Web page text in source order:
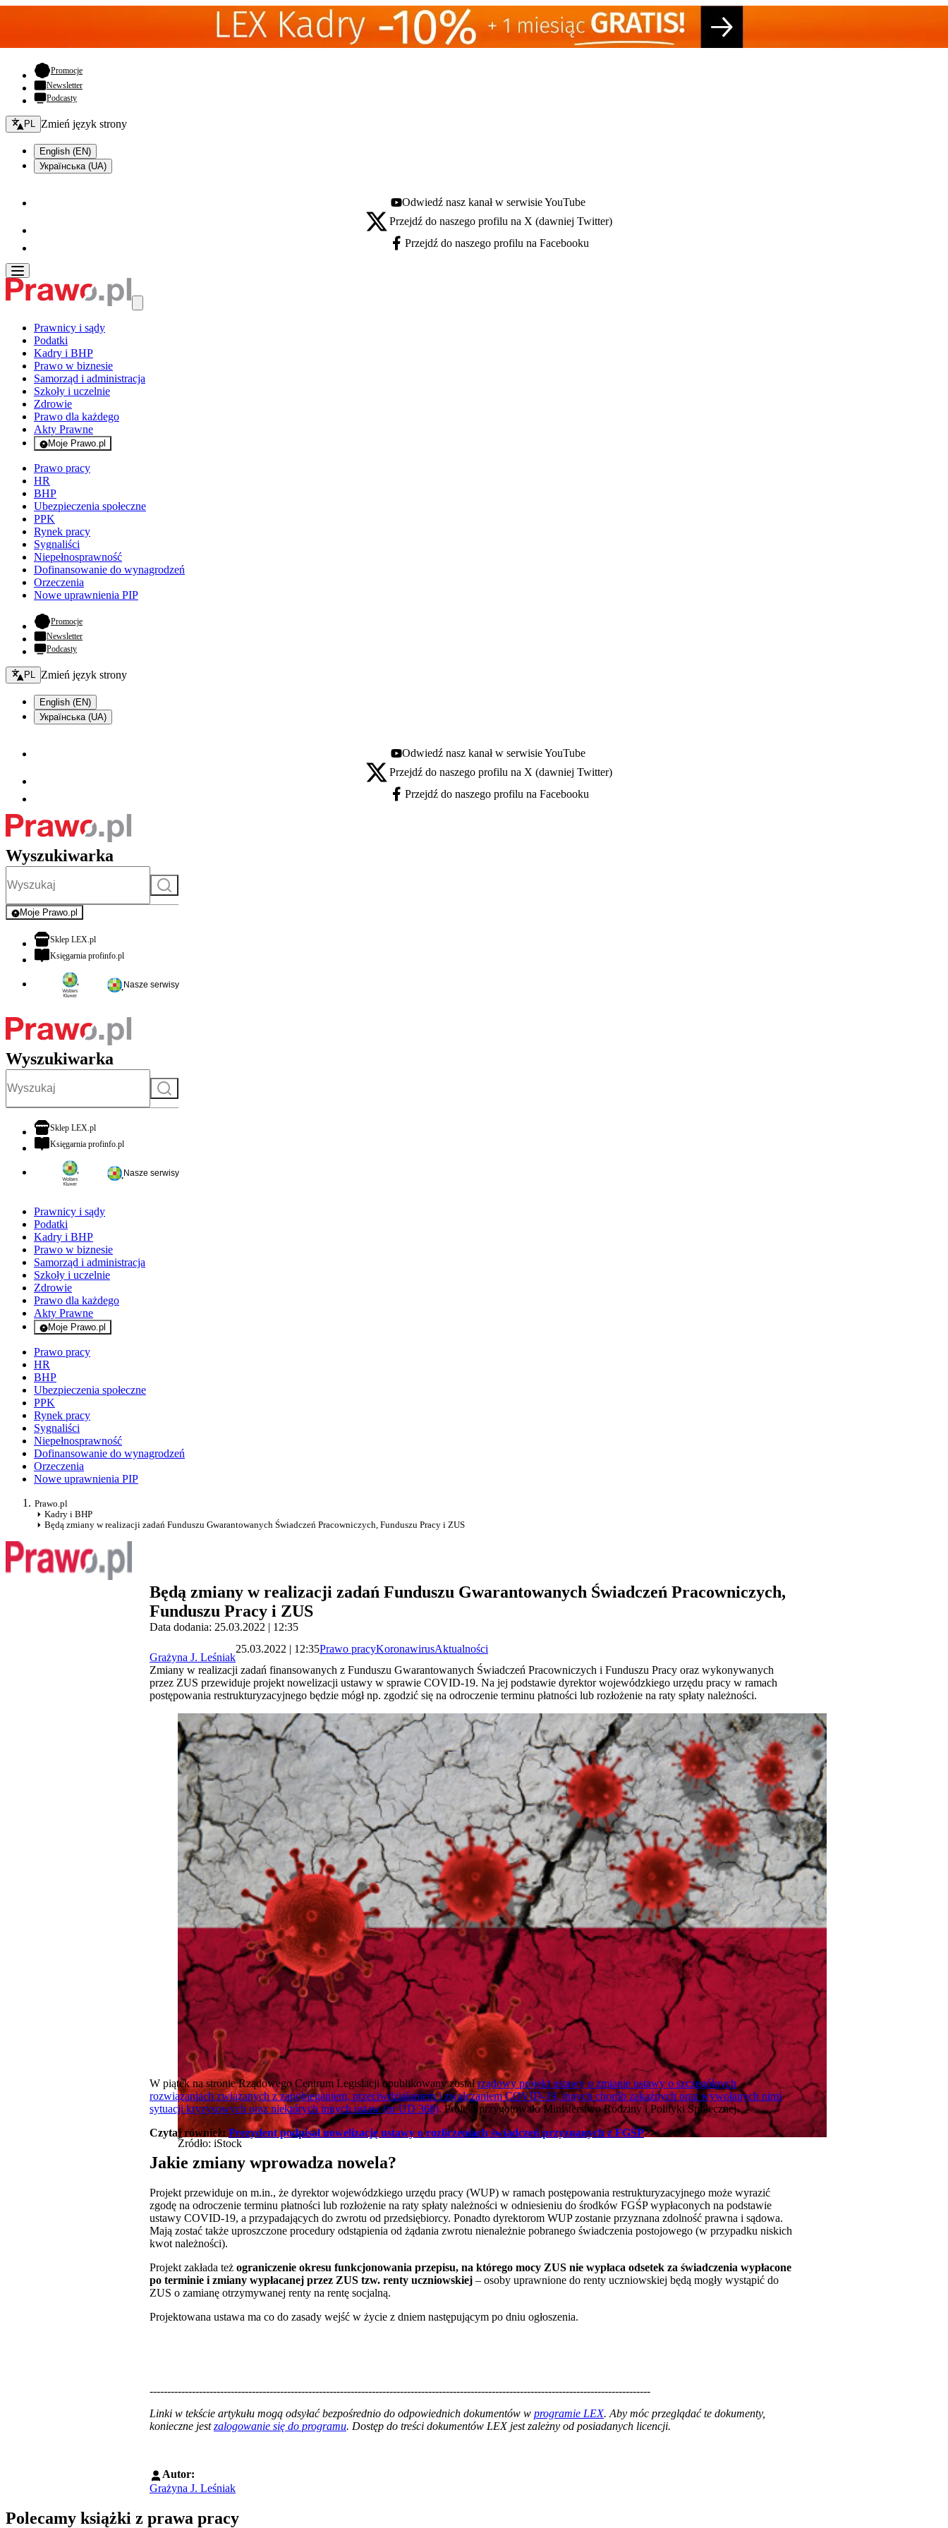
Promocje- otwiera się w nowej karcie
Newsletter
Podcasty
Zmień język - bieżący:
PL Zmień język strony
English (EN)
Українська (UA)
Youtube - otwiera się w nowej karcie
Odwiedź nasz kanał w serwisie YouTube
X - otwiera się w nowej karcie
Przejdź do naszego profilu na X (dawniej Twitter)
Facebook - otwiera się w nowej karcie
Przejdź do naszego profilu na Facebooku
Prawnicy i sądy
Podatki
Kadry i BHP
Prawo w biznesie
Samorząd i administracja
Szkoły i uczelnie
Zdrowie
Prawo dla każdego
Akty Prawne
Moje Prawo.pl
- rejestracja i logowanie do serwisu
Prawo pracy
HR
BHP
Ubezpieczenia społeczne
PPK
Rynek pracy
Sygnaliści
Niepełnosprawność
Dofinansowanie do wynagrodzeń
Orzeczenia
Nowe uprawnienia PIP
Promocje- otwiera się w nowej karcie
Newsletter
Podcasty
Zmień język - bieżący:
PL Zmień język strony
English (EN)
Українська (UA)
Youtube - otwiera się w nowej karcie
Odwiedź nasz kanał w serwisie YouTube
X - otwiera się w nowej karcie
Przejdź do naszego profilu na X (dawniej Twitter)
Facebook - otwiera się w nowej karcie
Przejdź do naszego profilu na Facebooku
Wyszukiwarka
Szukaj
Moje Prawo.pl
- rejestracja i logowanie do serwisu
Sklep LEX.plotwiera się w nowej karcie
Księgarnia profinfo.plotwiera się w nowej karcie
Nasze serwisy
Wyszukiwarka
Szukaj
Sklep LEX.plotwiera się w nowej karcie
Księgarnia profinfo.plotwiera się w nowej karcie
Nasze serwisy
Prawnicy i sądy
Podatki
Kadry i BHP
Prawo w biznesie
Samorząd i administracja
Szkoły i uczelnie
Zdrowie
Prawo dla każdego
Akty Prawne
Moje Prawo.pl
- rejestracja i logowanie do serwisu
Prawo pracy
HR
BHP
Ubezpieczenia społeczne
PPK
Rynek pracy
Sygnaliści
Niepełnosprawność
Dofinansowanie do wynagrodzeń
Orzeczenia
Nowe uprawnienia PIP
Prawo.pl
Kadry i BHP
Będą zmiany w realizacji zadań Funduszu Gwarantowanych Świadczeń Pracowniczych, Funduszu Pracy i ZUS
Będą zmiany w realizacji zadań Funduszu Gwarantowanych Świadczeń Pracowniczych,
Funduszu Pracy i ZUS
Data dodania: 25.03.2022 | 12:35
Grażyna J. Leśniak
25.03.2022 | 12:35Prawo pracyKoronawirusAktualności
Zmiany w realizacji zadań finansowanych z Funduszu Gwarantowanych Świadczeń Pracowniczych i Funduszu Pracy oraz wykonywanych
przez ZUS przewiduje projekt nowelizacji ustawy w sprawie COVID-19. Na jej podstawie dyrektor wojewódzkiego urzędu pracy w ramach
postępowania restrukturyzacyjnego będzie mógł np. zgodzić się na odroczenie terminu płatności lub rozłożenie na raty spłaty należności.
Źródło: iStock
W piątek na stronie Rządowego Centrum Legislacji opublikowany zostałrządowy projekt ustawy o zmianie ustawy o szczególnych
rozwiązaniach związanych z zapobieganiem, przeciwdziałaniem i zwalczaniem COVID-19, innych chorób zakaźnych oraz wywołanych nimi
sytuacji kryzysowych oraz niektórych innych ustaw (nr UD 368). Projekt przygotowało Ministerstwo Rodziny i Polityki Społecznej.
Czytaj również: Prezydent podpisał nowelizację ustawy o rozliczeniach świadczeń przyznanych z FGŚP>>
Jakie zmiany wprowadza nowela?
Projekt przewiduje on m.in., że dyrektor wojewódzkiego urzędu pracy (WUP) w ramach postępowania restrukturyzacyjnego może wyrazić
zgodę na odroczenie terminu płatności lub rozłożenie na raty spłaty należności w odniesieniu do środków FGŚP wypłaconych na podstawie
ustawy COVID-19, a przypadających do zwrotu od przedsiębiorcy. Ponadto dyrektorom WUP zostanie przyznana zdolność prawna i sądowa.
Mają zostać także uproszczone procedury odstąpienia od żądania zwrotu nienależnie pobranego świadczenia postojowego (w przypadku niskich
kwot należności).
Projekt zakłada też ograniczenie okresu funkcjonowania przepisu, na którego mocy ZUS nie wypłaca odsetek za świadczenia wypłacone
po terminie i zmiany wypłacanej przez ZUS tzw. renty uczniowskiej – osoby uprawnione do renty uczniowskiej będą mogły wystąpić do
ZUS o zamianę otrzymywanej renty na rentę socjalną.
Projektowana ustawa ma co do zasady wejść w życie z dniem następującym po dniu ogłoszenia.
----------------------------------------------------------------------------------------------------------------------------------------------
Linki w tekście artykułu mogą odsyłać bezpośrednio do odpowiednich dokumentów w programie LEX. Aby móc przeglądać te dokumenty,
konieczne jestzalogowanie się do programu. Dostęp do treści dokumentów LEX jest zależny od posiadanych licencji.
Autor:
Grażyna J. Leśniak
Polecamy książki z prawa pracy